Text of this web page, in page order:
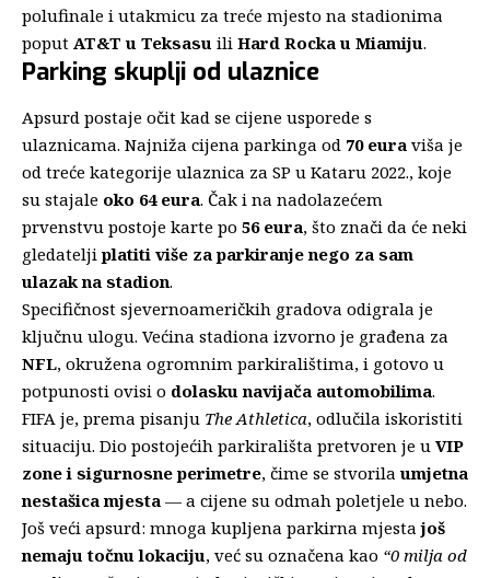
polufinale i utakmicu za treće mjesto na stadionima
poput AT&T u Teksasu ili Hard Rocka u Miamiju.
Parking skuplji od ulaznice
Apsurd postaje očit kad se cijene usporede s
ulaznicama. Najniža cijena parkinga od 70 eura viša je
od treće kategorije ulaznica za SP u Kataru 2022., koje
su stajale oko 64 eura. Čak i na nadolazećem
prvenstvu postoje karte po 56 eura, što znači da će neki
gledateljiplatiti više za parkiranje nego za sam
ulazak na stadion.
Specifičnost sjevernoameričkih gradova odigrala je
ključnu ulogu. Većina stadiona izvorno je građena za
NFL, okružena ogromnim parkiralištima, i gotovo u
potpunosti ovisi o dolasku navijača automobilima.
FIFA je, prema pisanju The Athletica, odlučila iskoristiti
situaciju. Dio postojećih parkirališta pretvoren je u VIP
zone i sigurnosne perimetre, čime se stvorila umjetna
nestašica mjesta — a cijene su odmah poletjele u nebo.
Još veći apsurd: mnoga kupljena parkirna mjestajoš
nemaju točnu lokaciju, već su označena kao “0 milja od